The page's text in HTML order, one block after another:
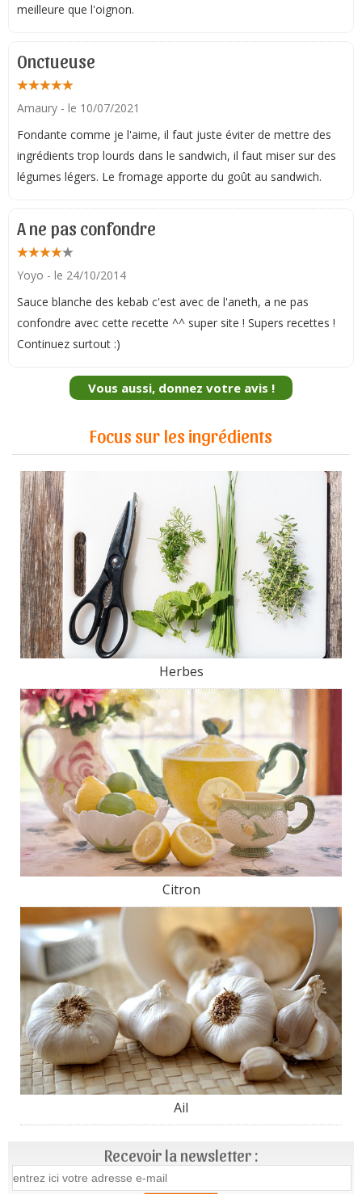
meilleure que l'oignon.
Onctueuse
Amaury - le 10/07/2021
Fondante comme je l'aime, il faut juste éviter de mettre des
ingrédients trop lourds dans le sandwich, il faut miser sur des
légumes légers. Le fromage apporte du goût au sandwich.
A ne pas confondre
Yoyo - le 24/10/2014
Sauce blanche des kebab c'est avec de l'aneth, a ne pas
confondre avec cette recette ^^ super site ! Supers recettes !
Continuez surtout :)
Vous aussi, donnez votre avis !
Focus sur les ingrédients
Herbes
Citron
Ail
Recevoir la newsletter :